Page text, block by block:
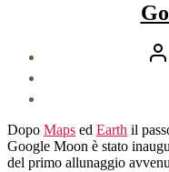
Dopo Maps ed Earth il
Google Moon è stato
del primo allunaggio